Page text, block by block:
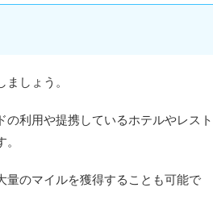
しょう。
利用や提携しているホテルやレスト
量のマイルを獲得することも可能で